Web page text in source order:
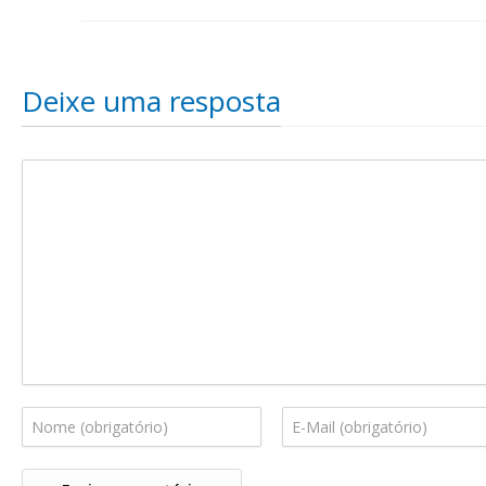
Deixe uma resposta